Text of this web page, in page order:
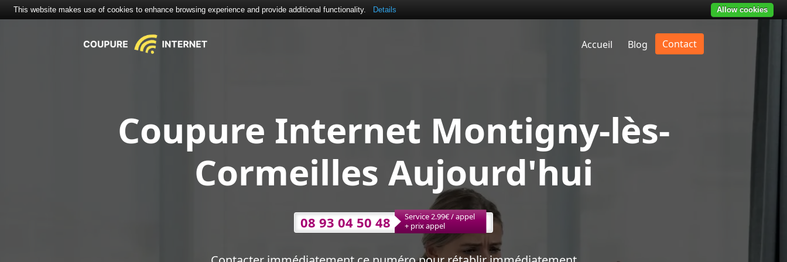
Accueil Blog Contact
Coupure Internet Montigny-lès-
Cormeilles Aujourd'hui
08 93 04 50 48
Service 2.99€ / appel
+ prix appel
This website makes use of cookies to enhance browsing experience and provide additional functionality. Details Allow cookies